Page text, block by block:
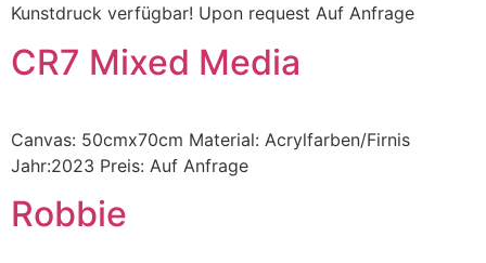
Kunstdruck verfügbar! Upon request Auf Anfrage
CR7 Mixed Media
Canvas: 50cmx70cm Material: Acrylfarben/Firnis
Jahr:2023 Preis: Auf Anfrage
Robbie